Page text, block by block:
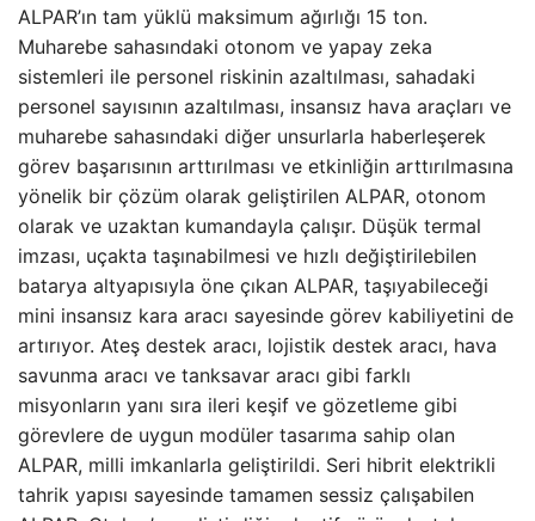
ALPAR’ın tam yüklü maksimum ağırlığı 15 ton.
Muharebe sahasındaki otonom ve yapay zeka
sistemleri ile personel riskinin azaltılması, sahadaki
personel sayısının azaltılması, insansız hava araçları ve
muharebe sahasındaki diğer unsurlarla haberleşerek
görev başarısının arttırılması ve etkinliğin arttırılmasına
yönelik bir çözüm olarak geliştirilen ALPAR, otonom
olarak ve uzaktan kumandayla çalışır. Düşük termal
imzası, uçakta taşınabilmesi ve hızlı değiştirilebilen
batarya altyapısıyla öne çıkan ALPAR, taşıyabileceği
mini insansız kara aracı sayesinde görev kabiliyetini de
artırıyor. Ateş destek aracı, lojistik destek aracı, hava
savunma aracı ve tanksavar aracı gibi farklı
misyonların yanı sıra ileri keşif ve gözetleme gibi
görevlere de uygun modüler tasarıma sahip olan
ALPAR, milli imkanlarla geliştirildi. Seri hibrit elektrikli
tahrik yapısı sayesinde tamamen sessiz çalışabilen